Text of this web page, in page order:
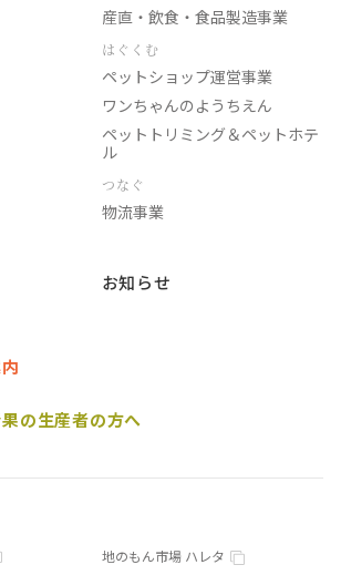
産直・飲食・食品製造事業
はぐくむ
ペットショップ運営事業
ワンちゃんのようちえん
ペットトリミング＆ペットホテ
ル
つなぐ
物流事業
お知らせ
の生産者の方へ
地のもん市場 ハレタ